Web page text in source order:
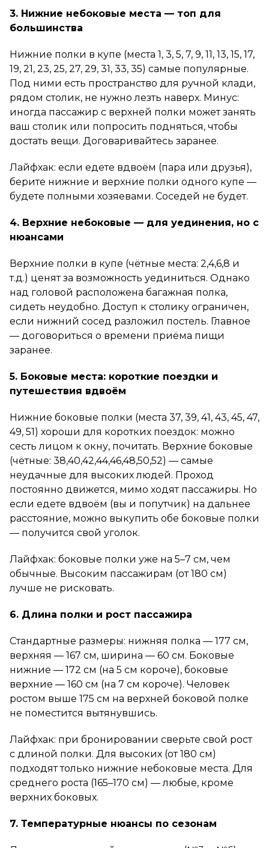
3. Нижние небоковые места — топ для
большинства
Нижние полки в купе (места 1, 3, 5, 7, 9, 11, 13, 15, 17,
19, 21, 23, 25, 27, 29, 31, 33, 35) самые популярные.
Под ними есть пространство для ручной клади,
рядом столик, не нужно лезть наверх. Минус:
иногда пассажир с верхней полки может занять
ваш столик или попросить подняться, чтобы
достать вещи. Договаривайтесь заранее.
Лайфхак: если едете вдвоём (пара или друзья),
берите нижние и верхние полки одного купе —
будете полными хозяевами. Соседей не будет.
4. Верхние небоковые — для уединения, но с
нюансами
Верхние полки в купе (чётные места: 2,4,6,8 и
т.д.) ценят за возможность уединиться. Однако
над головой расположена багажная полка,
сидеть неудобно. Доступ к столику ограничен,
если нижний сосед разложил постель. Главное
— договориться о времени приёма пищи
заранее.
5. Боковые места: короткие поездки и
путешествия вдвоём
Нижние боковые полки (места 37, 39, 41, 43, 45, 47,
49, 51) хороши для коротких поездок: можно
сесть лицом к окну, почитать. Верхние боковые
(чётные: 38,40,42,44,46,48,50,52) — самые
неудачные для высоких людей. Проход
постоянно движется, мимо ходят пассажиры. Но
если едете вдвоём (вы и попутчик) на дальнее
расстояние, можно выкупить обе боковые полки
— получится свой уголок.
Лайфхак: боковые полки уже на 5–7 см, чем
обычные. Высоким пассажирам (от 180 см)
лучше не рисковать.
6. Длина полки и рост пассажира
Стандартные размеры: нижняя полка — 177 см,
верхняя — 167 см, ширина — 60 см. Боковые
нижние — 172 см (на 5 см короче), боковые
верхние — 160 см (на 7 см короче). Человек
ростом выше 175 см на верхней боковой полке
не поместится вытянувшись.
Лайфхак: при бронировании сверьте свой рост
с длиной полки. Для высоких (от 180 см)
подходят только нижние небоковые места. Для
среднего роста (165–170 см) — любые, кроме
верхних боковых.
7. Температурные нюансы по сезонам